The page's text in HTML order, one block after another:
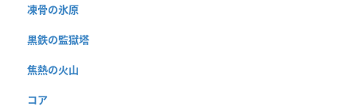
凍骨の氷原
黒鉄の監獄塔
焦熱の火山
コア